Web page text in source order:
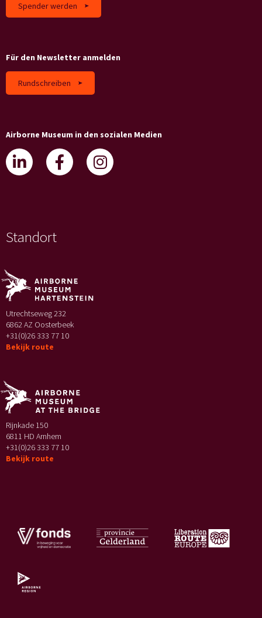
Spender werden
Für den Newsletter anmelden
Rundschreiben
Airborne Museum in den sozialen Medien
Standort
Utrechtseweg 232
6862 AZ Oosterbeek
+31(0)26 333 77 10
Bekijk route
Rijnkade 150
6811 HD Arnhem
+31(0)26 333 77 10
Bekijk route